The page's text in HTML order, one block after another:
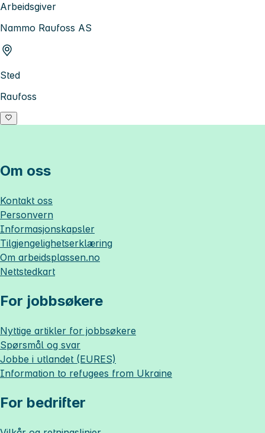
Arbeidsgiver
Nammo Raufoss AS
Sted
Raufoss
Om oss
Kontakt oss
Personvern
Informasjonskapsler
Tilgjengelighetserklæring
Om arbeidsplassen.no
Nettstedkart
For jobbsøkere
Nyttige artikler for jobbsøkere
Spørsmål og svar
Jobbe i utlandet (EURES)
Information to refugees from Ukraine
For bedrifter